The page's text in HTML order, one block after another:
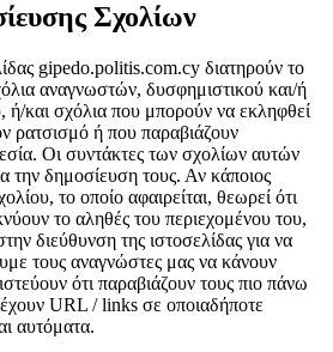
Σχολίων
gipedo.politis.com.cy διατηρούν το
αναγνωστών, δυσφημιστικού και/ή
ή/και σχόλια που μπορούν να εκληφθεί
ρατσισμό ή που παραβιάζουν
Οι συντάκτες των σχολίων αυτών
την δημοσίευση τους. Αν κάποιος
το οποίο αφαιρείται, θεωρεί ότι
το αληθές του περιεχομένου του,
διεύθυνση της ιστοσελίδας για να
τους αναγνώστες μας να κάνουν
ότι παραβιάζουν τους πιο πάνω
URL / links σε οποιαδήποτε
αυτόματα.